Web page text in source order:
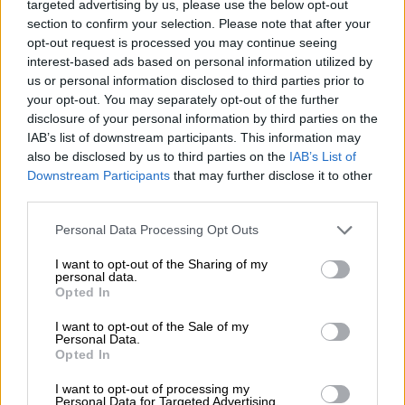
targeted advertising by us, please use the below opt-out
section to confirm your selection. Please note that after your
opt-out request is processed you may continue seeing
interest-based ads based on personal information utilized by
us or personal information disclosed to third parties prior to
your opt-out. You may separately opt-out of the further
disclosure of your personal information by third parties on the
IAB’s list of downstream participants. This information may
also be disclosed by us to third parties on the IAB’s List of
Downstream Participants that may further disclose it to other
Personal Data Processing Opt Outs
I want to opt-out of the Sharing of my
personal data.
Opted In
I want to opt-out of the Sale of my
Personal Data.
Opted In
I want to opt-out of processing my
Personal Data for Targeted Advertising.
de Francisco Franco. Sólo hay que ver cuantos
personajes públicos de cualquier ámbito
(empresarios, políticos, artistas, deportistas,
youtubers, etc) han incurrido en delitos fiscales o
en prácticas tributarias y financieras poco éticas, y
aún así siguen siendo los más admirados del
panorama patrio. Por ello, para muchos votantes
de la derecha sigue vigente aquel dogma de fe
que considera “saber robar un arte”
siempre que ¡nos dejen algo para robar nosotros
también!.
AUTOR IÑAKI XABIER VÉLEZ DOMINGO